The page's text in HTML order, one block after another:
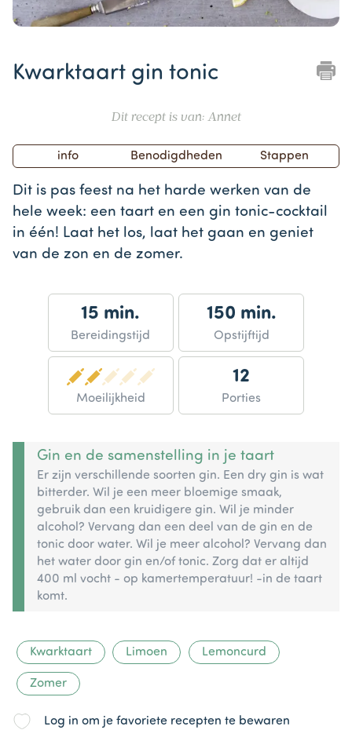
Kwarktaart gin tonic
Dit recept is van: Annet
of
info Benodigdheden Stappen
Dit is pas feest na het harde werken van de
hele week: een taart en een gin tonic-cocktail
in één! Laat het los, laat het gaan en geniet
van de zon en de zomer.
15 min.
Bereidingstijd
150 min.
Opstijftijd
Moeilijkheid
12
Porties
Gin en de samenstelling in je taart
Er zijn verschillende soorten gin. Een dry gin is wat
bitterder. Wil je een meer bloemige smaak,
gebruik dan een kruidigere gin. Wil je minder
alcohol? Vervang dan een deel van de gin en de
tonic door water. Wil je meer alcohol? Vervang dan
het water door gin en/of tonic. Zorg dat er altijd
400 ml vocht - op kamertemperatuur! -in de taart
komt.
Kwarktaart Limoen Lemoncurd
Zomer
Log in om je favoriete recepten te bewaren